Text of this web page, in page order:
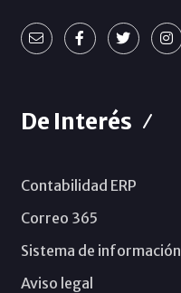
De Interés
Contabilidad ERP
Correo 365
Sistema de información
Aviso legal